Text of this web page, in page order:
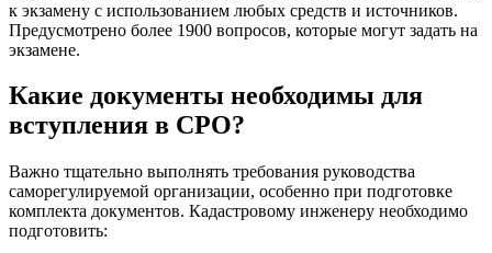
к экзамену с использованием любых средств и источников.
Предусмотрено более 1900 вопросов, которые могут задать на
экзамене.
Какие документы необходимы для
вступления в СРО?
Важно тщательно выполнять требования руководства
саморегулируемой организации, особенно при подготовке
комплекта документов. Кадастровому инженеру необходимо
подготовить: